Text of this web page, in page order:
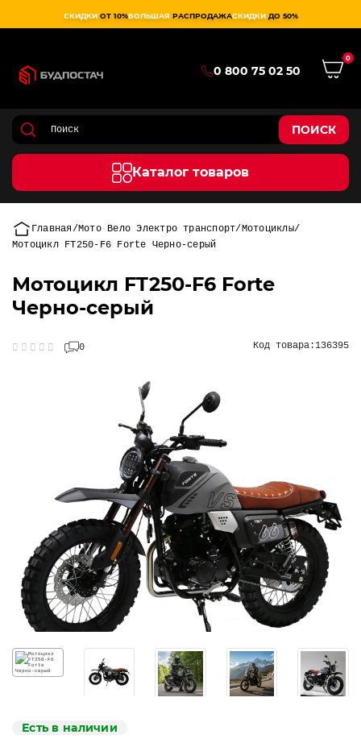
СКИДКИ ОТ 10%БОЛЬШАЯ РАСПРОДАЖАСКИДКИ ДО 50%
0 800 75 02 50
0
ПОИСК
Каталог товаров
Главная Мото Вело Электро транспорт Мотоциклы
Мотоцикл FT250-F6 Forte Черно-серый
Мотоцикл FT250-F6 Forte
Черно-серый
0 Код товара:136395
Есть в наличии